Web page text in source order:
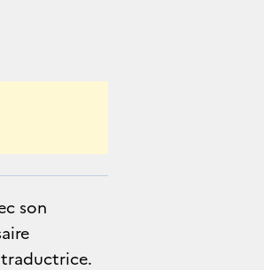
son
traductrice.